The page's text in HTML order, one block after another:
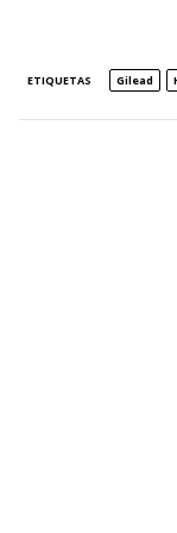
ETIQUETAS Gilead